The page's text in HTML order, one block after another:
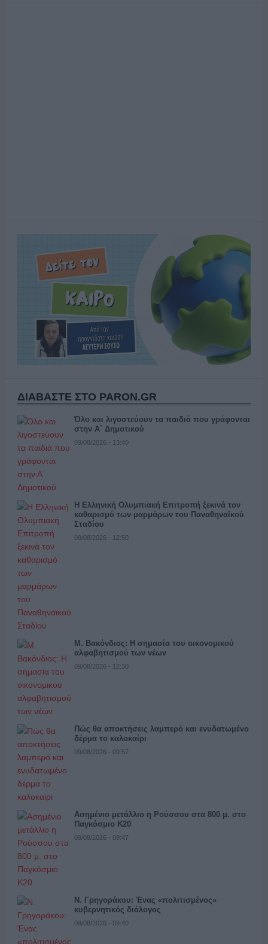
ΔΙΑΒΑΣΤΕ ΣΤΟ PARON.GR
Όλο και λιγοστεύουν τα παιδιά που γράφονται
στην Α΄ Δημοτικού
09/08/2026 - 13:40
Η Ελληνική Ολυμπιακή Επιτροπή ξεκινά τον
καθαρισμό των μαρμάρων του Παναθηναϊκού
Σταδίου
09/08/2026 - 12:50
Μ. Βακόνδιος: H σημασία του οικονομικού
αλφαβητισμού των νέων
09/08/2026 - 12:30
Πώς θα αποκτήσεις λαμπερό και ενυδατωμένο
δέρμα το καλοκαίρι
09/08/2026 - 09:57
Ασημένιο μετάλλιο η Ρούσσου στα 800 μ. στο
Παγκόσμιο Κ20
09/08/2026 - 09:47
Ν. Γρηγοράκου: Ένας «πολιτισμένος»
κυβερνητικός διάλογος
09/08/2026 - 09:40